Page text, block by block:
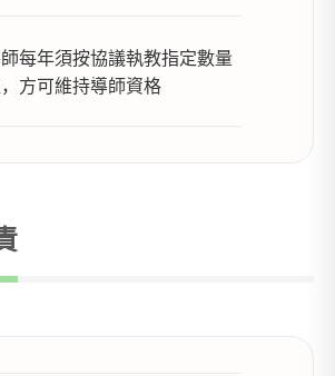
每年須按協議執教指定數量
方可維持導師資格